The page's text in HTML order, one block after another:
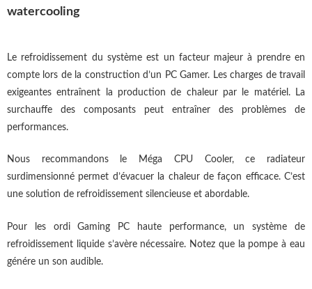
watercooling
Le refroidissement du système est un facteur majeur à prendre en
compte lors de la construction d’un PC Gamer. Les charges de travail
exigeantes entraînent la production de chaleur par le matériel. La
surchauffe des composants peut entraîner des problèmes de
performances.
Nous recommandons le Méga CPU Cooler, ce radiateur
surdimensionné permet d’évacuer la chaleur de façon efficace. C’est
une solution de refroidissement silencieuse et abordable.
Pour les ordi Gaming PC haute performance, un système de
refroidissement liquide s’avère nécessaire. Notez que la pompe à eau
génére un son audible.